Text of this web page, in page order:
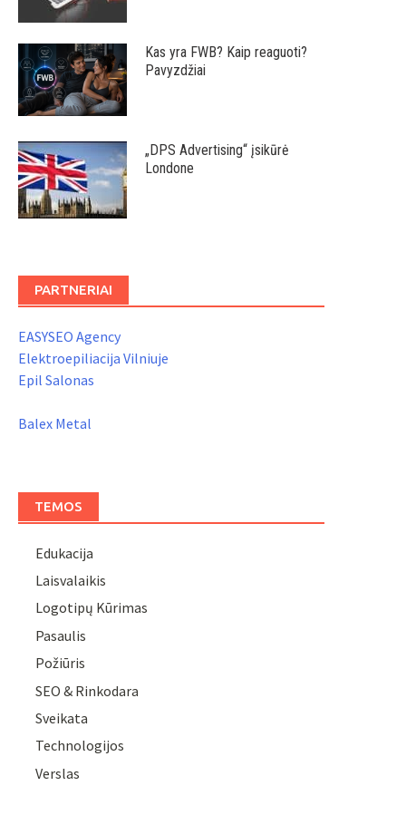
Kas yra FWB? Kaip reaguoti?
Pavyzdžiai
„DPS Advertising“ įsikūrė
Londone
PARTNERIAI
EASYSEO Agency
Elektroepiliacija Vilniuje
Epil Salonas
Balex Metal
TEMOS
Edukacija
Laisvalaikis
Logotipų Kūrimas
Pasaulis
Požiūris
SEO & Rinkodara
Sveikata
Technologijos
Verslas